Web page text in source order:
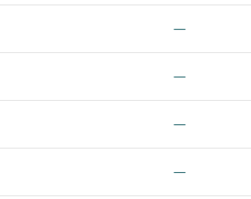
—
—
—
—